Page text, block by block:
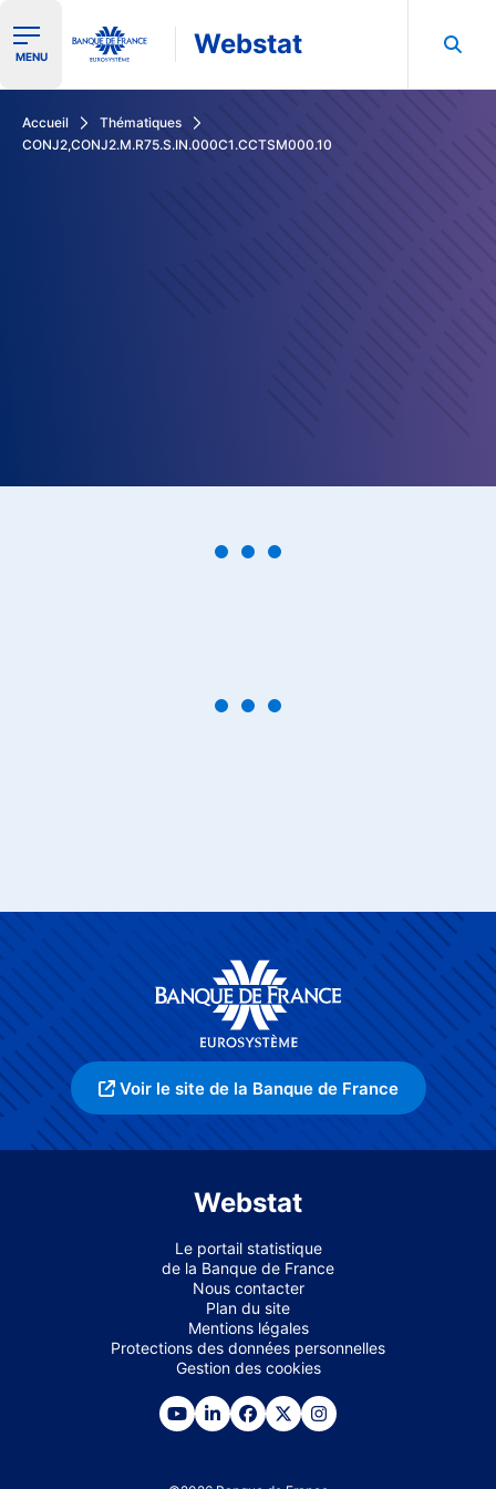
Ouvrir le menu de navigation
MENU Webstat
Accueil
Thématiques
CONJ2,CONJ2.M.R75.S.IN.000C1.CCTSM000.10
Voir le site de la Banque de France
Webstat
Le portail statistique
de la Banque de France
Nous contacter
Plan du site
Mentions légales
Protections des données personnelles
Gestion des cookies